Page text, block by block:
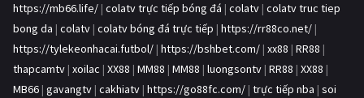
https://mb66.life/ | colatv trực tiếp bóng đá | colatv | colatv truc tiep
bong da | colatv | colatv bóng đá trực tiếp | https://rr88co.net/ |
https://tylekeonhacai.futbol/ | https://bshbet.com/ | xx88 | RR88 |
thapcamtv | xoilac | XX88 | MM88 | MM88 | luongsontv | RR88 | XX88 |
MB66 | gavangtv | cakhiatv | https://go88fc.com/ | trực tiếp nba | soi